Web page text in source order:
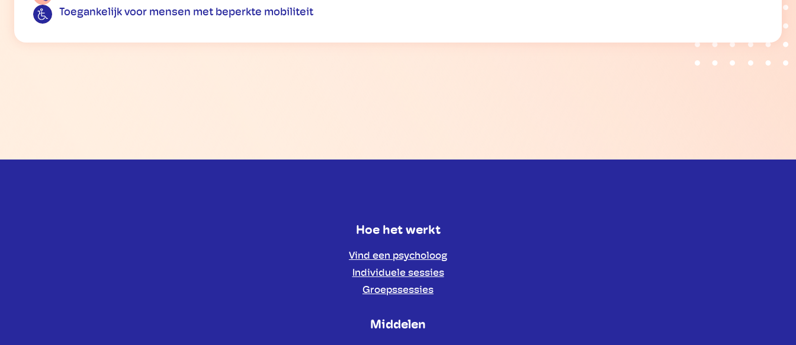
Toegankelijk voor mensen met beperkte mobiliteit
Hoe het werkt
Vind een psycholoog
Individuele sessies
Groepssessies
Middelen